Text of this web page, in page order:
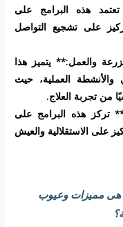
هذه البرامج على
على تشجيع التواصل
والعمل:** يتميز هذا
والأنشطة العملية، حيث
من تجربة العلاج.
تركز هذه البرامج على
على الاستقلالية والعيش
هى مميزات وعيوب